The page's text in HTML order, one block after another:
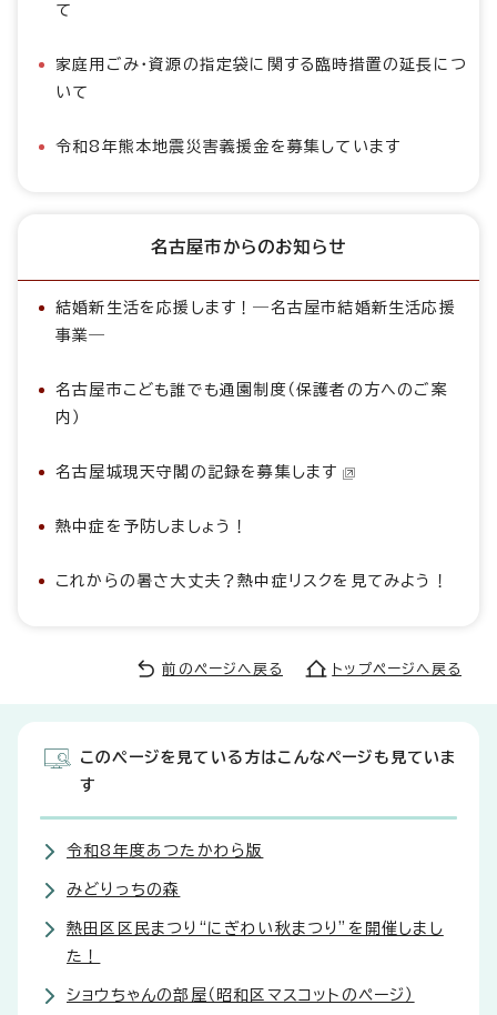
て
家庭用ごみ・資源の指定袋に関する臨時措置の延長につ
いて
令和8年熊本地震災害義援金を募集しています
名古屋市からのお知らせ
結婚新生活を応援します！―名古屋市結婚新生活応援
事業―
名古屋市こども誰でも通園制度（保護者の方へのご案
内）
名古屋城現天守閣の記録を募集します
熱中症を予防しましょう！
これからの暑さ大丈夫？熱中症リスクを見てみよう！
前のページへ戻る トップページへ戻る
このページを見ている方はこんなページも見ていま
す
令和8年度あつたかわら版
みどりっちの森
熱田区区民まつり“にぎわい秋まつり”を開催しまし
た！
ショウちゃんの部屋（昭和区マスコットのページ）